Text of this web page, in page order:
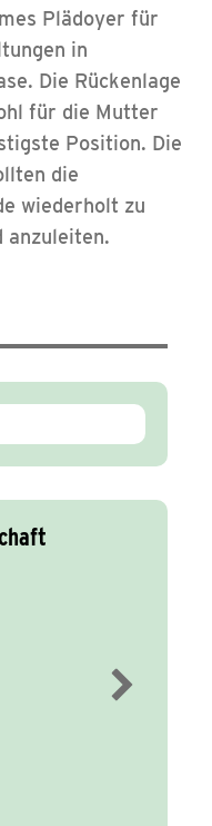
Plädoyer für
in
Die Rückenlage
für die Mutter
Position. Die
die
wiederholt zu
anzuleiten.